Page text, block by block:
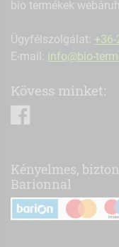
bio termékek
Ügyfélszolgálat:
E-mail: info@bio-
Kövess minket:
Kényelmes,
Barionnal